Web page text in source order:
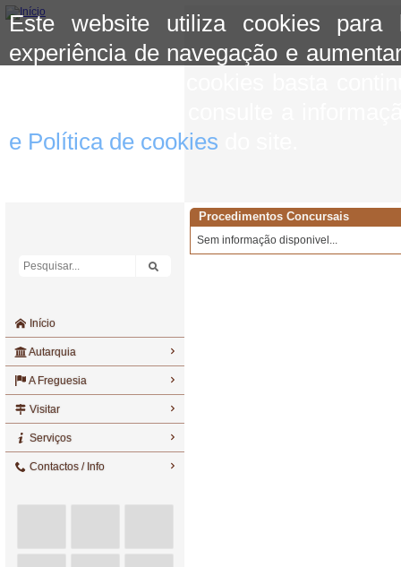
Este website utiliza cookies para
experiência de navegação e
e Política de cookies
Início
Autarquia
A Freguesia
Visitar
Serviços
Contactos / Info
Procedimentos Concursais
Sem informação disponivel...